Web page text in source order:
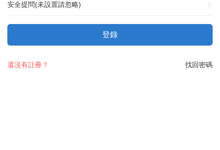
安全提問(未設置請忽略)
登錄
找回密碼
還沒有註冊？